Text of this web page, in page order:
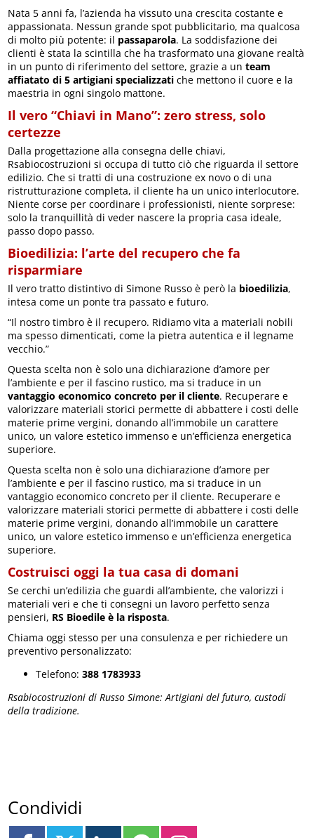
Nata 5 anni fa, l’azienda ha vissuto una crescita costante e
appassionata. Nessun grande spot pubblicitario, ma qualcosa
di molto più potente: il passaparola. La soddisfazione dei
clienti è stata la scintilla che ha trasformato una giovane realtà
in un punto di riferimento del settore, grazie a unteam
affiatato di 5 artigiani specializzati che mettono il cuore e la
maestria in ogni singolo mattone.
Il vero “Chiavi in Mano”: zero stress, solo
certezze
Dalla progettazione alla consegna delle chiavi,
Rsabiocostruzioni si occupa di tutto ciò che riguarda il settore
edilizio. Che si tratti di una costruzione ex novo o di una
ristrutturazione completa, il cliente ha un unico interlocutore.
Niente corse per coordinare i professionisti, niente sorprese:
solo la tranquillità di veder nascere la propria casa ideale,
passo dopo passo.
Bioedilizia: l’arte del recupero che fa
risparmiare
Il vero tratto distintivo di Simone Russo è però la bioedilizia,
intesa come un ponte tra passato e futuro.
“Il nostro timbro è il recupero. Ridiamo vita a materiali nobili
ma spesso dimenticati, come la pietra autentica e il legname
vecchio.”
Questa scelta non è solo una dichiarazione d’amore per
l’ambiente e per il fascino rustico, ma si traduce in un
vantaggio economico concreto per il cliente. Recuperare e
valorizzare materiali storici permette di abbattere i costi delle
materie prime vergini, donando all’immobile un carattere
unico, un valore estetico immenso e un’efficienza energetica
superiore.
Questa scelta non è solo una dichiarazione d’amore per
l’ambiente e per il fascino rustico, ma si traduce in un
vantaggio economico concreto per il cliente. Recuperare e
valorizzare materiali storici permette di abbattere i costi delle
materie prime vergini, donando all’immobile un carattere
unico, un valore estetico immenso e un’efficienza energetica
superiore.
Costruisci oggi la tua casa di domani
Se cerchi un’edilizia che guardi all’ambiente, che valorizzi i
materiali veri e che ti consegni un lavoro perfetto senza
pensieri, RS Bioedile è la risposta.
Chiama oggi stesso per una consulenza e per richiedere un
preventivo personalizzato:
Telefono:388 1783933
Rsabiocostruzioni di Russo Simone: Artigiani del futuro, custodi
della tradizione.
Condividi